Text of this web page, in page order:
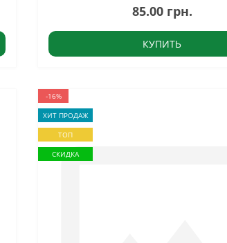
85.00 грн.
КУПИТЬ
-16%
ХИТ ПРОДАЖ
ТОП
СКИДКА